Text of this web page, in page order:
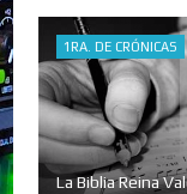
1RA. DE CRÓNICAS
La Biblia Reina